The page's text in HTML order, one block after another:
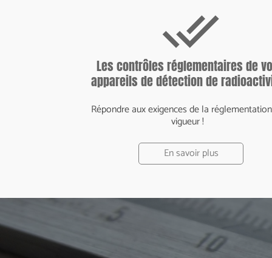
done_all
Les contrôles réglementaires de
appareils de détection de
Répondre aux exigences de la
vigueur !
En savoir plus